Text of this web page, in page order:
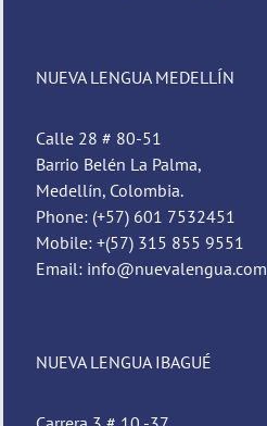
NUEVA LENGUA MEDELLÍN
Calle 28 # 80-51
Barrio Belén La Palma,
Medellín, Colombia.
Phone: (+57) 601 7532451
Mobile: +(57) 315 855 9551
Email: info@nuevalengua.com
NUEVA LENGUA IBAGUÉ